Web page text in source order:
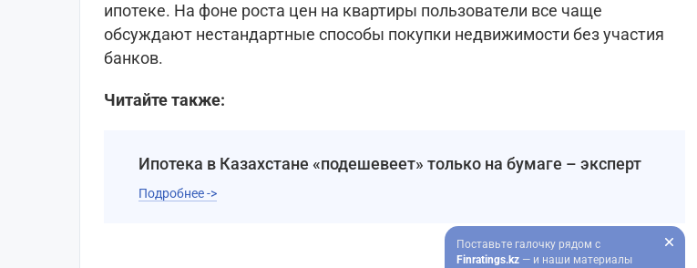
ипотеке. На фоне роста цен на квартиры пользователи все чаще
обсуждают нестандартные способы покупки недвижимости без участия
банков.
Читайте также:
Ипотека в Казахстане «подешевеет» только на бумаге – эксперт
Подробнее ->
Поставьте галочку рядом с
Finratings.kz — и наши материалы